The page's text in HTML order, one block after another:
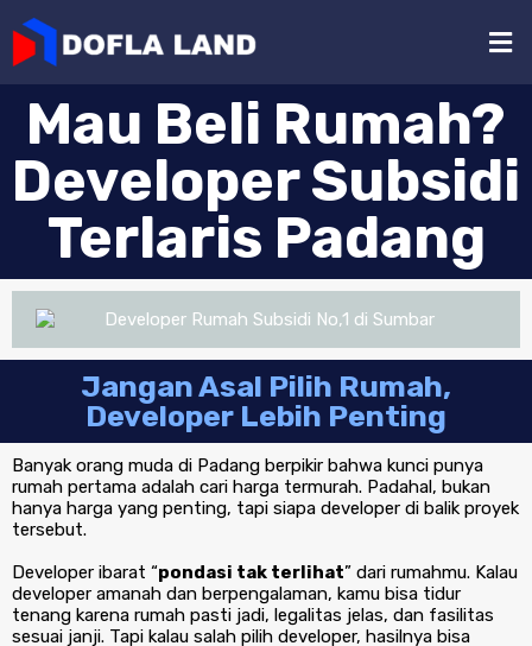
Mau Beli Rumah?
Developer Subsidi
Terlaris Padang
Jangan Asal Pilih Rumah,
Developer Lebih Penting
Banyak orang muda di Padang berpikir bahwa kunci punya
rumah pertama adalah cari harga termurah. Padahal, bukan
hanya harga yang penting, tapi siapa developer di balik proyek
tersebut.
Developer ibarat “pondasi tak terlihat” dari rumahmu. Kalau
developer amanah dan berpengalaman, kamu bisa tidur
tenang karena rumah pasti jadi, legalitas jelas, dan fasilitas
sesuai janji. Tapi kalau salah pilih developer, hasilnya bisa